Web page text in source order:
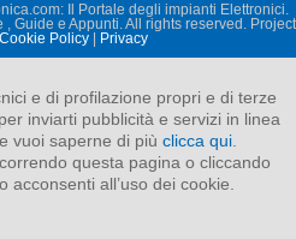
Il Portale degli impianti Elettronici.
Guide e Appunti. All rights reserved. Project
Cookie Policy Privacy
e di profilazione propri e di terze
inviarti pubblicità e servizi in linea
vuoi saperne di più clicca qui
questa pagina o cliccando
all’uso dei cookie.